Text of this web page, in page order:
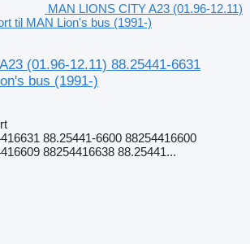
MAN LIONS CITY A23 (01.96-12.11)
til MAN Lion's bus (1991-)
(01.96-12.11) 88.25441-6631
bus (1991-)
88.25441-6600 88254416600
88254416638 88.25441...